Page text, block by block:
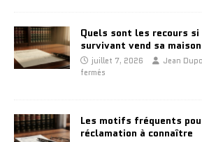
Quels sont les recours
survivant vend sa maison
juillet 7, 2026 Jean
fermés
Les motifs fréquents
réclamation à connaître